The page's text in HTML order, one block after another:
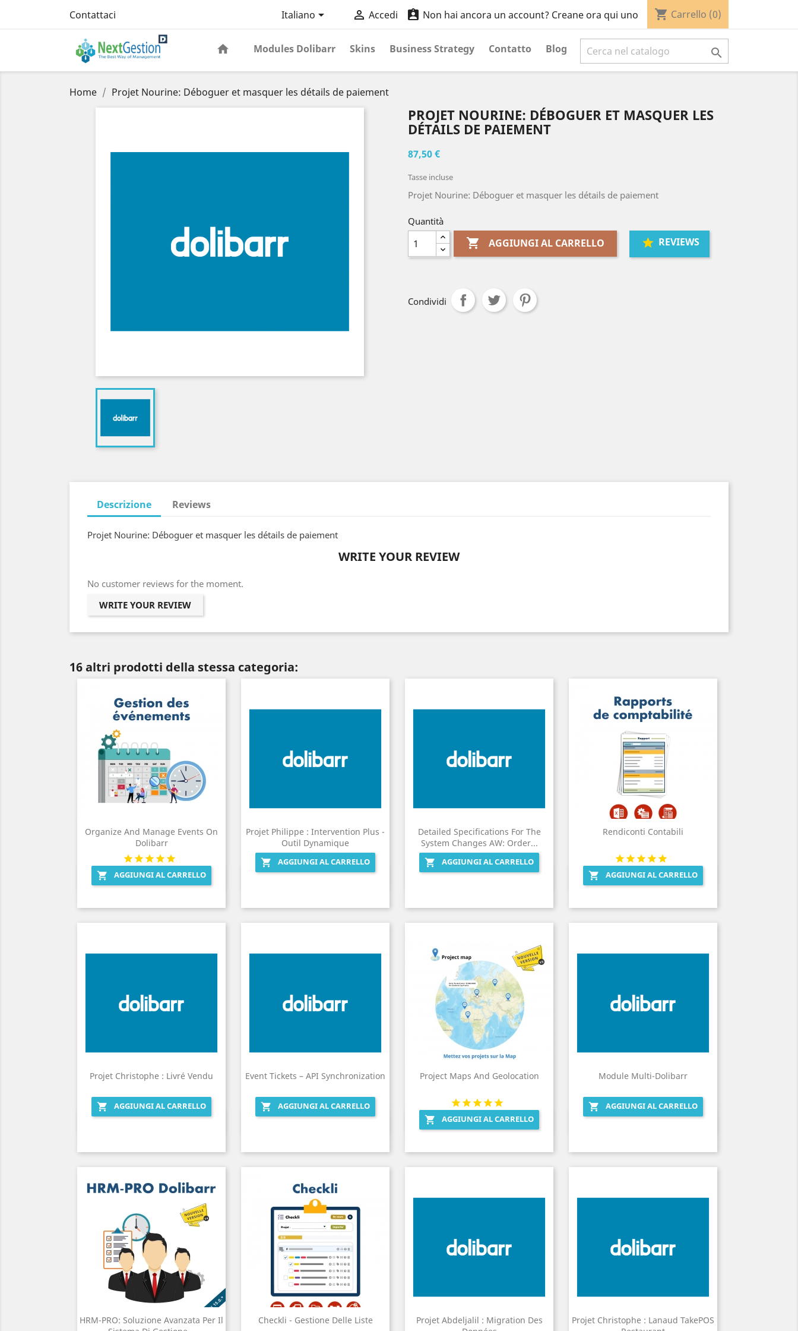
Contattaci Italiano  Accedi  Non hai ancora un account? Creane ora qui uno shopping_cart Carrello (0)
Modules Dolibarr Skins Business Strategy Contatto Blog 
Home Projet Nourine: Déboguer et masquer les détails de paiement
PROJET NOURINE: DÉBOGUER ET MASQUER LES
DÉTAILS DE PAIEMENT
87,50 €
Tasse incluse
Projet Nourine: Déboguer et masquer les détails de paiement
Quantità
 AGGIUNGI AL CARRELLO REVIEWS
Condividi
Descrizione Reviews
Projet Nourine: Déboguer et masquer les détails de paiement
WRITE YOUR REVIEW
No customer reviews for the moment.
WRITE YOUR REVIEW
16 altri prodotti della stessa categoria:
Organize And Manage Events On
Dolibarr
 AGGIUNGI AL CARRELLO
Anteprima
Projet Philippe : Intervention Plus -
Outil Dynamique

AGGIUNGI AL CARRELLO
Detailed Specifications For The
System Changes AW: Order...

AGGIUNGI AL CARRELLO
Rendiconti Contabili
 AGGIUNGI AL CARRELLO
Anteprima
Projet Christophe : Livré Vendu
 AGGIUNGI AL CARRELLO
Event Tickets – API Synchronization
 AGGIUNGI AL CARRELLO
Project Maps And Geolocation
 AGGIUNGI AL CARRELLO
Anteprima
Module Multi-Dolibarr
 AGGIUNGI AL CARRELLO
HRM-PRO: Soluzione Avanzata Per Il
Checkli - Gestione Delle Liste
Projet Abdeljalil : Migration Des
Projet Christophe : Lanaud TakePOS